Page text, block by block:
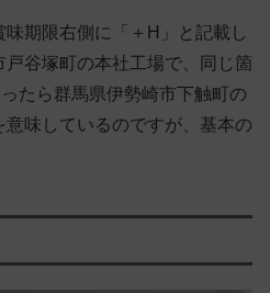
期限右側に「＋H」と記載し
谷塚町の本社工場で、同じ箇
たら群馬県伊勢崎市下触町の
味しているのですが、基本の